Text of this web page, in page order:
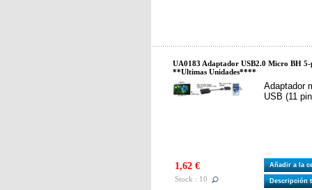
UA0183 Adaptador USB2.0 Micro BH
**Ultimas Unidades****
Adaptador
USB (11
1,62 €
Stock : 10
Añadir a la
Descripción